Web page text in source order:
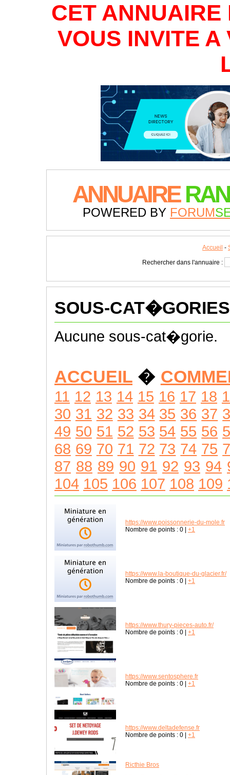
CET
VOUS INVITE A
ANNUAIRE
POWERED BY FORUM
Accueil -
Rechercher dans l'annuaire :
SOUS-CAT�GORIES
Aucune sous-cat�gorie.
ACCUEIL �
11 12 13 14 15 16 17 18
30 31 32 33 34 35 36 37
49 50 51 52 53 54 55 56
68 69 70 71 72 73 74 75
87 88 89 90 91 92 93 94
104 105 106 107 108 109
https://www.poissonnerie-du-mole.fr
Nombre de points : 0 +1
https://www.la-boutique-du-glacier.fr/
Nombre de points : 0 +1
https://www.thury-pieces-auto.fr/
Nombre de points : 0 +1
https://www.sentosphere.fr
Nombre de points : 0 +1
https://www.deltadefense.fr
Nombre de points : 0 +1
Ricthie Bros